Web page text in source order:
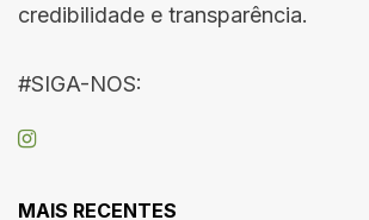
credibilidade e transparência.
#SIGA-NOS:
MAIS RECENTES